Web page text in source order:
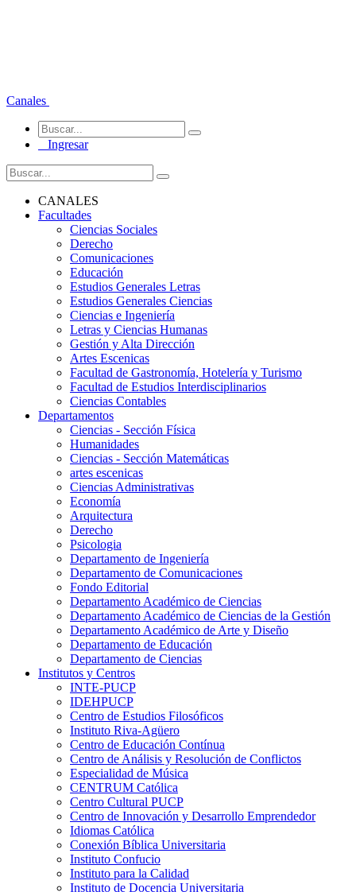
Canales
Ingresar
CANALES
Facultades
Ciencias Sociales
Derecho
Comunicaciones
Educación
Estudios Generales Letras
Estudios Generales Ciencias
Ciencias e Ingeniería
Letras y Ciencias Humanas
Gestión y Alta Dirección
Artes Escenicas
Facultad de Gastronomía, Hotelería y Turismo
Facultad de Estudios Interdisciplinarios
Ciencias Contables
Departamentos
Ciencias - Sección Física
Humanidades
Ciencias - Sección Matemáticas
artes escenicas
Ciencias Administrativas
Economía
Arquitectura
Derecho
Psicologia
Departamento de Ingeniería
Departamento de Comunicaciones
Fondo Editorial
Departamento Académico de Ciencias
Departamento Académico de Ciencias de la Gestión
Departamento Académico de Arte y Diseño
Departamento de Educación
Departamento de Ciencias
Institutos y Centros
INTE-PUCP
IDEHPUCP
Centro de Estudios Filosóficos
Instituto Riva-Agüero
Centro de Educación Contínua
Centro de Análisis y Resolución de Conflictos
Especialidad de Música
CENTRUM Católica
Centro Cultural PUCP
Centro de Innovación y Desarrollo Emprendedor
Idiomas Católica
Conexión Bíblica Universitaria
Instituto Confucio
Instituto para la Calidad
Instituto de Docencia Universitaria